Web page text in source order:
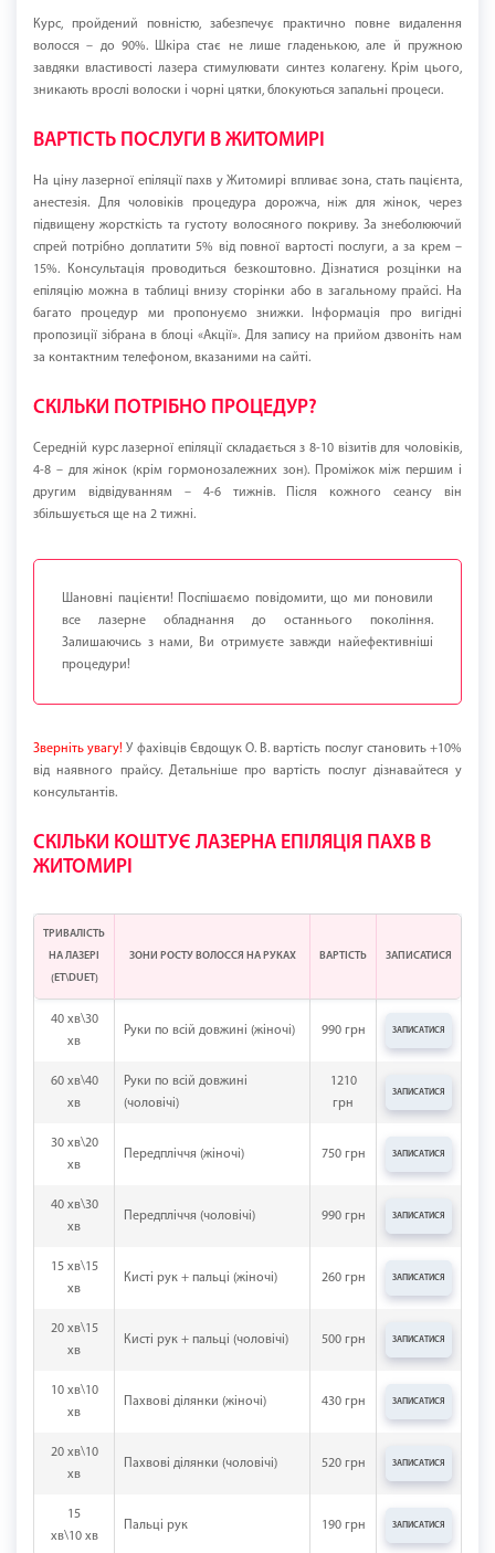
Курс, пройдений повністю, забезпечує практично повне видалення
волосся – до 90%. Шкіра стає не лише гладенькою, але й пружною
завдяки властивості лазера стимулювати синтез колагену. Крім цього,
зникають врослі волоски і чорні цятки, блокуються запальні процеси.
ВАРТІСТЬ ПОСЛУГИ В ЖИТОМИРІ
На ціну лазерної епіляції пахв у Житомирі впливає зона, стать пацієнта,
анестезія. Для чоловіків процедура дорожча, ніж для жінок, через
підвищену жорсткість та густоту волосяного покриву. За знеболюючий
спрей потрібно доплатити 5% від повної вартості послуги, а за крем –
15%. Консультація проводиться безкоштовно. Дізнатися розцінки на
епіляцію можна в таблиці внизу сторінки або в загальному прайсі. На
багато процедур ми пропонуємо знижки. Інформація про вигідні
пропозиції зібрана в блоці «Акції». Для запису на прийом дзвоніть нам
за контактним телефоном, вказаними на сайті.
СКІЛЬКИ ПОТРІБНО ПРОЦЕДУР?
Середній курс лазерної епіляції складається з 8-10 візитів для чоловіків,
4-8 – для жінок (крім гормонозалежних зон). Проміжок між першим і
другим відвідуванням – 4-6 тижнів. Після кожного сеансу він
збільшується ще на 2 тижні.
Шановні пацієнти! Поспішаємо повідомити, що ми поновили
все лазерне обладнання до останнього покоління.
Залишаючись з нами, Ви отримуєте завжди найефективніші
процедури!
Зверніть увагу! У фахівців Євдощук О. В. вартість послуг становить +10%
від наявного прайсу. Детальніше про вартість послуг дізнавайтеся у
консультантів.
СКІЛЬКИ КОШТУЄ ЛАЗЕРНА ЕПІЛЯЦІЯ ПАХВ В
ЖИТОМИРІ
40 хв\30
хв
Руки по всій довжині (жіночі) 990 грн ЗАПИСАТИСЯ
60 хв\40
хв
Руки по всій довжині
(чоловічі)
1210
грн
ЗАПИСАТИСЯ
30 хв\20
хв
Передпліччя (жіночі) 750 грн ЗАПИСАТИСЯ
40 хв\30
хв
Передпліччя (чоловічі) 990 грн ЗАПИСАТИСЯ
15 хв\15
хв
Кисті рук + пальці (жіночі) 260 грн ЗАПИСАТИСЯ
20 хв\15
хв
Кисті рук + пальці (чоловічі) 500 грн ЗАПИСАТИСЯ
10 хв\10
хв
Пахвові ділянки (жіночі) 430 грн ЗАПИСАТИСЯ
20 хв\10
хв
Пахвові ділянки (чоловічі) 520 грн ЗАПИСАТИСЯ
15
хв\10 хв
Пальці рук 190 грн ЗАПИСАТИСЯ
ТРИВАЛІСТЬ
НА ЛАЗЕРІ
(ЕТ\DUET)
ЗОНИ РОСТУ ВОЛОССЯ НА РУКАХ ВАРТІСТЬ ЗАПИСАТИСЯ